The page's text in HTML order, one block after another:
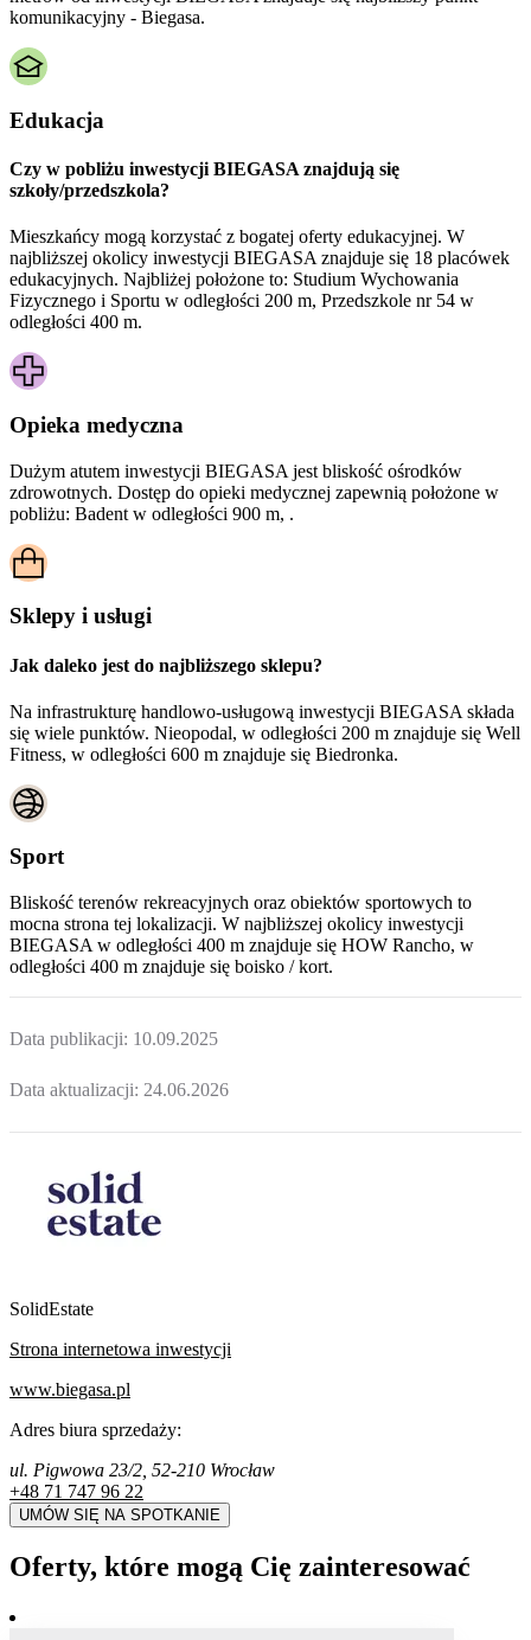
komunikacyjny - Biegasa.
Edukacja
Czy w pobliżu inwestycji BIEGASA znajdują się
szkoły/przedszkola?
Mieszkańcy mogą korzystać z bogatej oferty edukacyjnej. W
najbliższej okolicy inwestycji BIEGASA znajduje się 18 placówek
edukacyjnych. Najbliżej położone to: Studium Wychowania
Fizycznego i Sportu w odległości 200 m, Przedszkole nr 54 w
odległości 400 m.
Opieka medyczna
Dużym atutem inwestycji BIEGASA jest bliskość ośrodków
zdrowotnych. Dostęp do opieki medycznej zapewnią położone w
pobliżu: Badent w odległości 900 m, .
Sklepy i usługi
Jak daleko jest do najbliższego sklepu?
Na infrastrukturę handlowo-usługową inwestycji BIEGASA składa
się wiele punktów. Nieopodal, w odległości 200 m znajduje się Well
Fitness, w odległości 600 m znajduje się Biedronka.
Sport
Bliskość terenów rekreacyjnych oraz obiektów sportowych to
mocna strona tej lokalizacji. W najbliższej okolicy inwestycji
BIEGASA w odległości 400 m znajduje się HOW Rancho, w
odległości 400 m znajduje się boisko / kort.
Data publikacji: 10.09.2025
Data aktualizacji: 24.06.2026
SolidEstate
Strona internetowa inwestycji
www.biegasa.pl
Adres biura sprzedaży:
ul. Pigwowa 23/2, 52-210 Wrocław
+48 71 747 96 22
UMÓW SIĘ NA SPOTKANIE
Oferty, które mogą Cię zainteresować